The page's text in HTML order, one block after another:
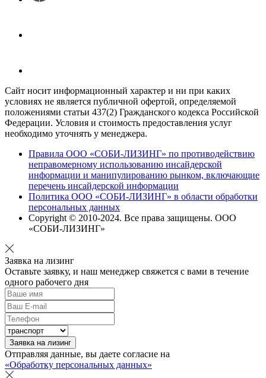
Сайт носит информационный характер и ни при каких
условиях не является публичной офертой, определяемой
положениями статьи 437(2) Гражданского кодекса Российской
Федерации. Условия и стоимость предоставления услуг
необходимо уточнять у менеджера.
Правила ООО «СОБИ-ЛИЗИНГ» по противодействию
неправомерному использованию инсайдерской
информации и манипулированию рынком, включающие
перечень инсайдерской информации
Политика ООО «СОБИ-ЛИЗИНГ» в области обработки
персональных данных
Copyright © 2010-2024. Все права защищены. ООО
«СОБИ-ЛИЗИНГ»
Заявка на лизинг
Оставьте заявку, и наш менеджер свяжется с вами в течение
одного рабочего дня
Заявка на лизинг
Отправляя данные, вы даете согласие на
«Обработку персональных данных»